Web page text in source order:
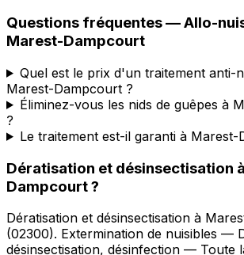
Questions fréquentes —Allo-
Marest-Dampcourt
Quel est le prix d'un traitement anti-
Marest-Dampcourt ?
Éliminez-vous les nids de guêpes à
?
Le traitement est-il garanti à Marest-
Dératisation et désinsectisation à
Dampcourt?
Dératisation et désinsectisation à
(02300). Extermination de nuisibles —
désinsectisation, désinfection — Toute